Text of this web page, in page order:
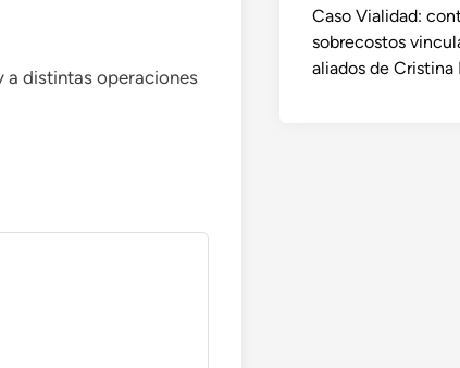
a distintas operaciones
Caso Vialidad:
sobrecostos
aliados de Cristina